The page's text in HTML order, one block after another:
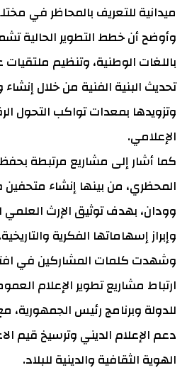
ميدانية للتعريف بالمحاظر في
وأوضح أن خطط التطوير الحالية تشمل
باللغات الوطنية، وتنظيم
تحديث البنية الفنية من خلال
وتزويدها بمعدات تواكب التحول
الإعلامي.
كما أشار إلى مشاريع مرتبطة بحفظ
المحظري، من بينها إنشاء
وودان، بهدف توثيق الإرث
وإبراز إسهاماتها الفكرية والتاريخية.
وشهدت كلمات المشاركين في
ارتباط مشاريع تطوير الإعلام
للدولة وبرنامج رئيس الجمهورية،
دعم الإعلام الديني وترسيخ قيم
الهوية الثقافية والدينية للبلاد.